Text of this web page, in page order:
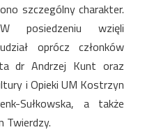
ono szczególny charakter.
W posiedzeniu wzięli
udział oprócz członków
dr Andrzej Kunt oraz
i Opieki UM Kostrzyn
Sułkowska, a także
Twierdzy.